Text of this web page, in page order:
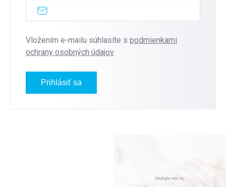
Vložením e-mailu súhlasíte s podmienkami
ochrany osobných údajov
Prihlásiť sa